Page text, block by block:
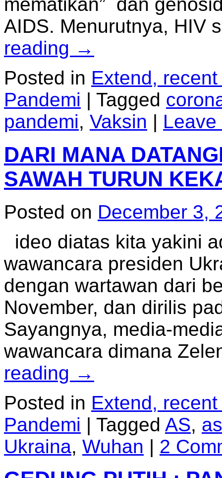
AIDS. Menurutnya,
reading →
Posted in Extend,
Pandemi | Tagged
pandemi, Vaksin |
DARI MANA
SAWAH TURUN
Posted on December 3,
ideo diatas kita yakini
wawancara presiden
dengan wartawan dari
November, dan dirilis
Sayangnya, media-
wawancara dimana
reading →
Posted in Extend,
Pandemi | Tagged AS,
Ukraina, Wuhan | 2